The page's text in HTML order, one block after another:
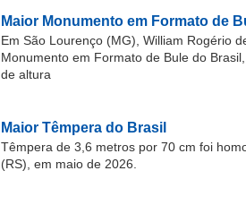
Maior Monumento em Formato de
Em São Lourenço (MG), William Rogério
Monumento em Formato de Bule do
de altura
Maior Têmpera do Brasil
Têmpera de 3,6 metros por 70 cm foi
(RS), em maio de 2026.